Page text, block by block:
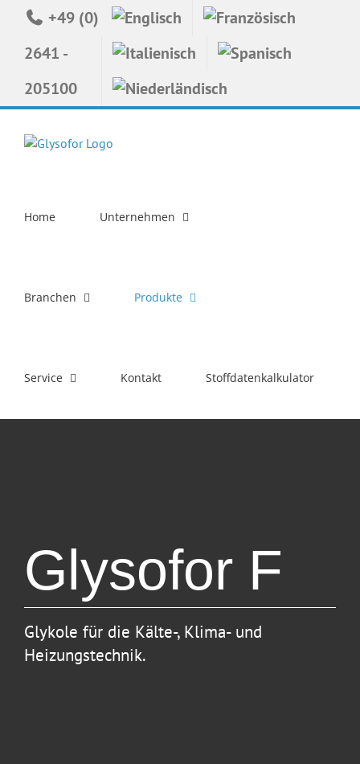
Inhalt
springen
+49 (0)
2641 -
205100
Home Unternehmen
Branchen Produkte
Service Kontakt Stoffdatenkalkulator
Glysofor F
Glykole für die Kälte-, Klima- und
Heizungstechnik.